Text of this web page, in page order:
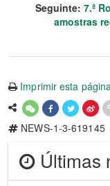
Seguinte: 7.ª
amostras
Imprimir esta
NEWS-1-3-619145
Últimas